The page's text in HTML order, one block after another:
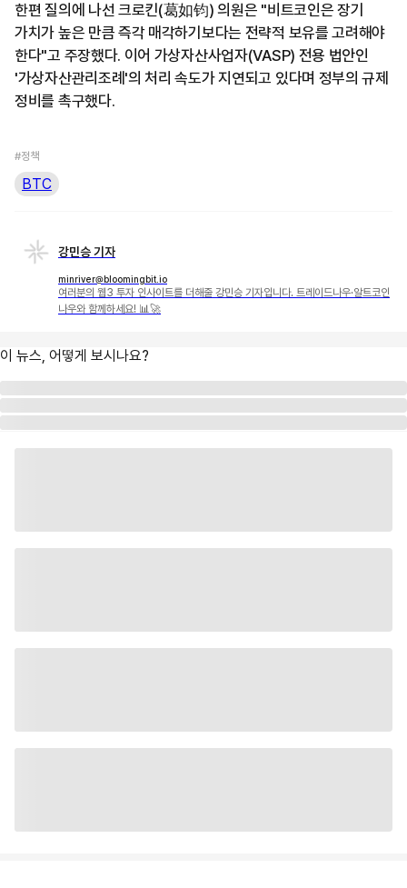
한편 질의에 나선 크로킨(葛如钧) 의원은 "비트코인은 장기
가치가 높은 만큼 즉각 매각하기보다는 전략적 보유를 고려해야
한다"고 주장했다. 이어 가상자산사업자(VASP) 전용 법안인
'가상자산관리조례'의 처리 속도가 지연되고 있다며 정부의 규제
정비를 촉구했다.
#정책
BTC
강민승 기자
minriver@bloomingbit.io
여러분의 웹3 투자 인사이트를 더해줄 강민승 기자입니다. 트레이드나우·알트코인
나우와 함께하세요! 📊🚀
이 뉴스, 어떻게 보시나요?